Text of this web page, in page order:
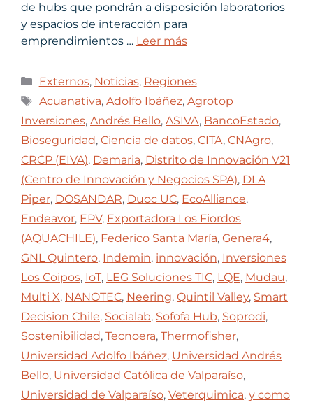
de hubs que pondrán a disposición laboratorios
y espacios de interacción para
emprendimientos … Leer más
Externos, Noticias, Regiones
Acuanativa, Adolfo Ibáñez, Agrotop
Inversiones, Andrés Bello, ASIVA, BancoEstado,
Bioseguridad, Ciencia de datos, CITA, CNAgro,
CRCP (EIVA), Demaria, Distrito de Innovación V21
(Centro de Innovación y Negocios SPA), DLA
Piper, DOSANDAR, Duoc UC, EcoAlliance,
Endeavor, EPV, Exportadora Los Fiordos
(AQUACHILE), Federico Santa María, Genera4,
GNL Quintero, Indemin, innovación, Inversiones
Los Coipos, IoT, LEG Soluciones TIC, LQE, Mudau,
Multi X, NANOTEC, Neering, Quintil Valley, Smart
Decision Chile, Socialab, Sofofa Hub, Soprodi,
Sostenibilidad, Tecnoera, Thermofisher,
Universidad Adolfo Ibáñez, Universidad Andrés
Bello, Universidad Católica de Valparaíso,
Universidad de Valparaíso, Veterquimica, y como